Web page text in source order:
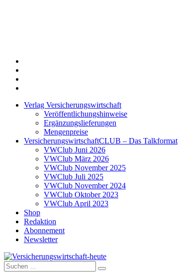
Verlag Versicherungswirtschaft
Veröffentlichungshinweise
Ergänzungslieferungen
Mengenpreise
VersicherungswirtschaftCLUB – Das Talkformat
VWClub Juni 2026
VWClub März 2026
VWClub November 2025
VWClub Juli 2025
VWClub November 2024
VWClub Oktober 2023
VWClub April 2023
Shop
Redaktion
Abonnement
Newsletter
Versicherungswirtschaft-heute
Suche
nach: